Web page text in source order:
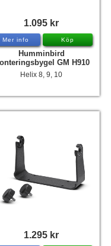
1.095 kr
Mer info Köp
Humminbird
GM H910
Helix 8, 9, 10
1.295 kr